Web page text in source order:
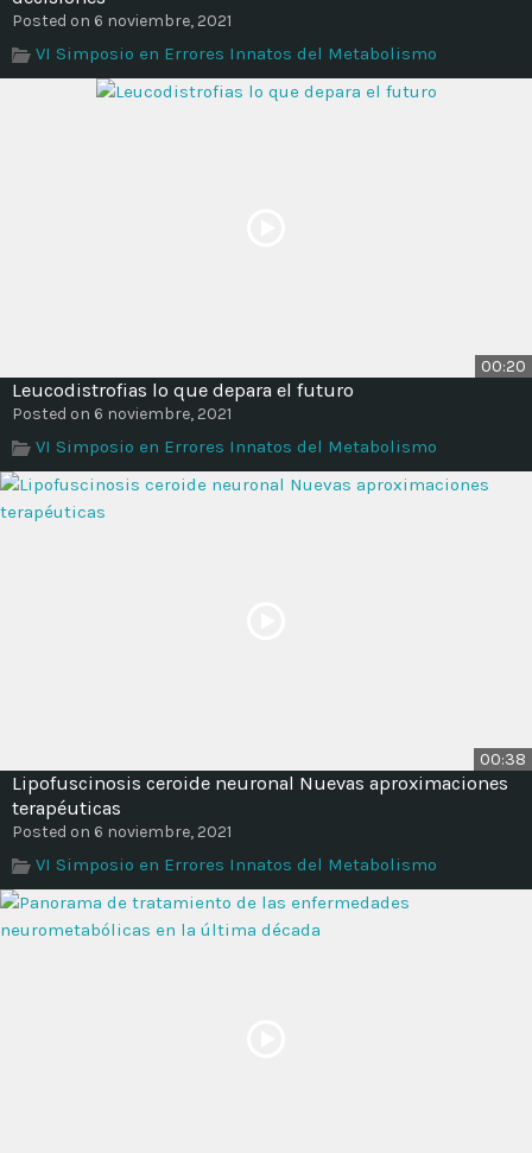
Posted on 6 noviembre, 2021
VI Simposio en Errores Innatos del Metabolismo
00:20
Leucodistrofias lo que depara el futuro
Posted on 6 noviembre, 2021
VI Simposio en Errores Innatos del Metabolismo
00:38
Lipofuscinosis ceroide neuronal Nuevas aproximaciones
terapéuticas
Posted on 6 noviembre, 2021
VI Simposio en Errores Innatos del Metabolismo